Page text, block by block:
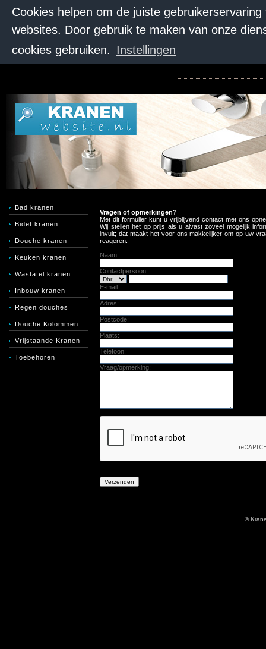
Cookies helpen om de juiste
websites. Door gebruik te maken van onze
cookies gebruiken. Instellingen
Bad kranen
Bidet kranen
Douche kranen
Keuken kranen
Wastafel kranen
Inbouw kranen
Regen douches
Douche Kolommen
Vrijstaande Kranen
Toebehoren
Vragen of opmerkingen?
Met dit formulier kunt u vrijblijvend contact met ons
Wij stellen het op prijs als u alvast zoveel mogelijk
invult; dat maakt het voor ons makkelijker om op uw
reageren.
Naam:
Contactpersoon:
E-mail:
Adres:
Postcode:
Plaats:
Telefoon:
Vraag/opmerking:
©